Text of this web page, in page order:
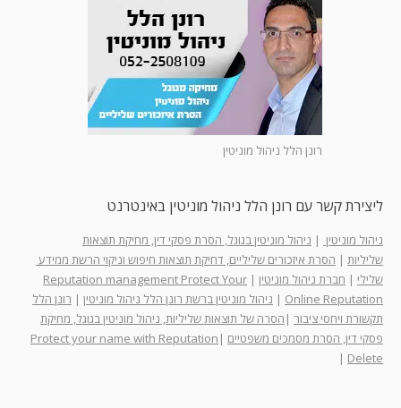
רונן הלל ניהול מוניטין
ליצירת קשר עם רונן הלל ניהול מוניטין באינטרנט
ניהול מוניטין | ניהול מוניטין בגוגל, הסרת פסקי דין, מחיקת תוצאות
שליליות | הסרת איזכורים שליליים, דחיקת תוצאות חיפוש וניקוי הרשת ממידע
שלילי | חברת ניהול מוניטין |
Reputation management Protect Your
Online Reputation
| ניהול מוניטין ברשת רונן הלל ניהול מוניטין | רונן הלל
תקשורת ויחסי ציבור | הסרה של תוצאות שליליות, ניהול מוניטין בגוגל, מחיקת
פסקי דין, הסרת מסמכים משפטיים |
Protect your name with Reputation
Delete
|